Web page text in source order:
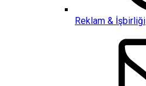
Reklam & İşbirliği